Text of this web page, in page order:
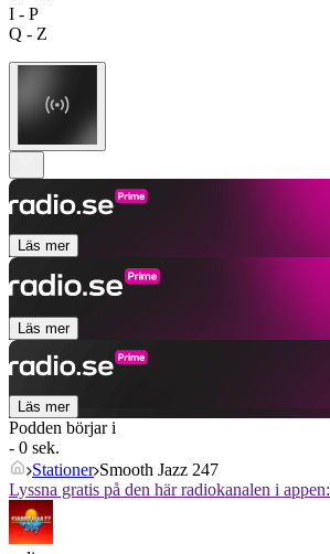
I - P
Q - Z
Läs mer
Läs mer
Läs mer
Podden börjar i
- 0 sek.
Stationer Smooth Jazz 247
Lyssna gratis på den här radiokanalen i appen: